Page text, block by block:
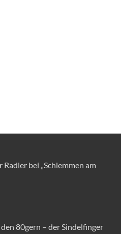
bei „Schlemmen am
den 80gern – der Sindelfinger